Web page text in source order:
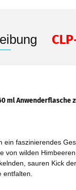
ml
faszinierendes
von wilden
sauren Kick